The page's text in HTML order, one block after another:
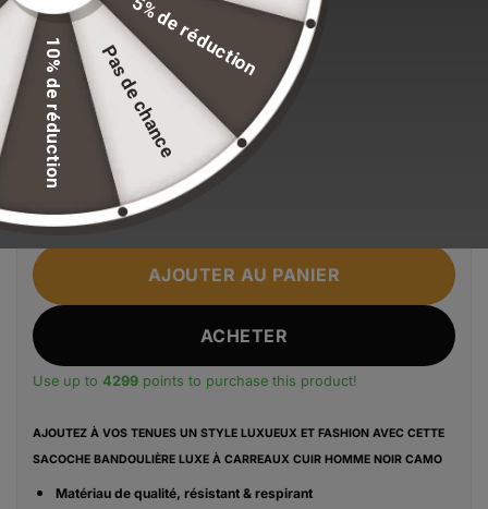
Stock volontairement limité pour maintenir nos
standards de qualité.
En stock
quantité de SACOCHE BANDOULIÈRE LUXE CUIR HOMME
AJOUTER AU PANIER
ACHETER
Use up to 4299 points to purchase this product!
Alternative:
AJOUTEZ À VOS TENUES UN STYLE LUXUEUX ET FASHION AVEC CETTE
SACOCHE BANDOULIÈRE LUXE À CARREAUX CUIR HOMME NOIR CAMO
Matériau de qualité, résistant & respirant
5% de réduction
Pas de chance
10% de réduction